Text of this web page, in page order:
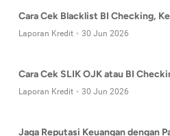
Cara Cek Blacklist BI Checking,
Laporan Kredit 30 Jun 2026
Cara Cek SLIK OJK atau BI
Laporan Kredit 30 Jun 2026
Jaga Reputasi Keuangan dengan